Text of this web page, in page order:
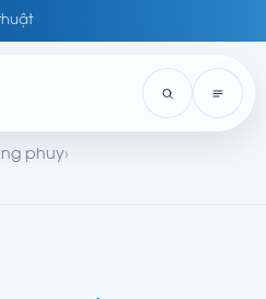
phuy›